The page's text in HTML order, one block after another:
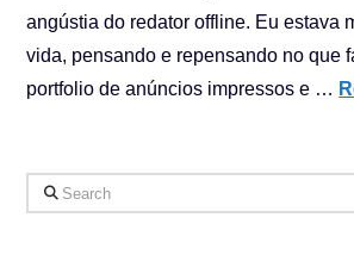
angústia do redator offline. Eu estava
vida, pensando e repensando no que
portfolio de anúncios impressos e …
Search